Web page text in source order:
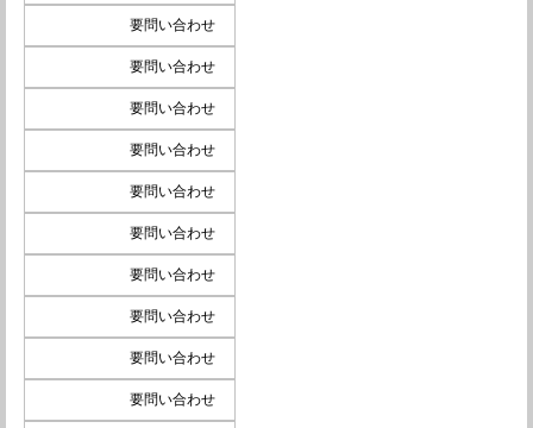
要問い合わせ
要問い合わせ
要問い合わせ
要問い合わせ
要問い合わせ
要問い合わせ
要問い合わせ
要問い合わせ
要問い合わせ
要問い合わせ